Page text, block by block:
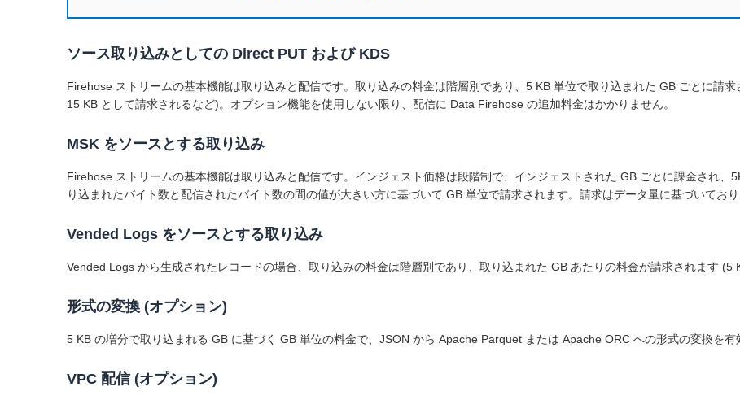
ソース取り込みとしての Direct PUT および KDS
Firehose ストリームの基本機能は取り込みと配信です。取り込みの料金は階層別であり、5 KB 単位で取り込まれた GB ごとに請
15 KB として請求されるなど)。オプション機能を使用しない限り、配信に Data Firehose の追加料金はかかりません。
MSK をソースとする取り込み
Firehose ストリームの基本機能は取り込みと配信です。インジェスト価格は段階制で、インジェストされた GB ごとに課金され、
り込まれたバイト数と配信されたバイト数の間の値が大きい方に基づいて GB 単位で請求されます。請求はデータ量に基づいてお
Vended Logs をソースとする取り込み
Vended Logs から生成されたレコードの場合、取り込みの料金は階層別であり、取り込まれた GB あたりの料金が請求されます (5
形式の変換 (オプション)
5 KB の増分で取り込まれる GB に基づく GB 単位の料金で、JSON から Apache Parquet または Apache ORC への形式の変換を有
VPC 配信 (オプション)